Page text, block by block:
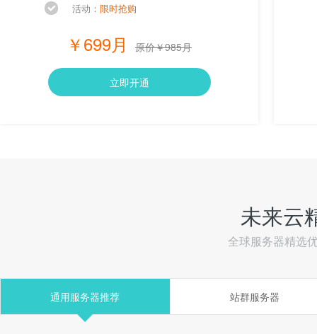
活动： 限时抢购
￥699月 原价￥985月
立即开通
未来云
全球服务器精选
通用服务器推荐 站群服务器